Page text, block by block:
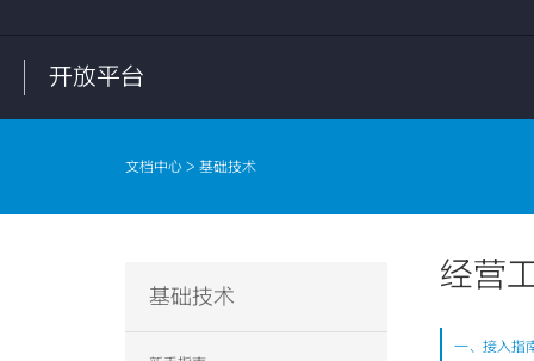
开放平台
文档中心 > 基础技术
基础技术
经营
一、接入指